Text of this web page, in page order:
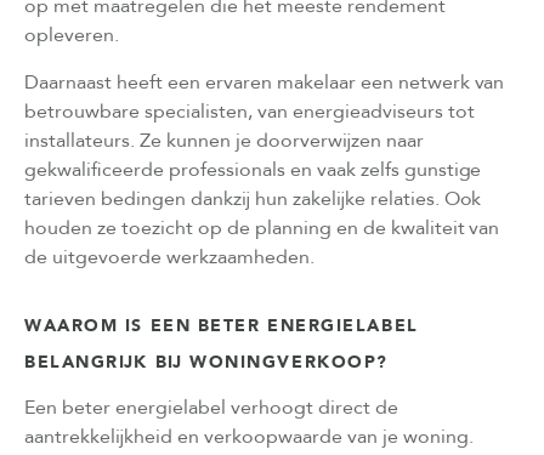
op met maatregelen die het meeste rendement
opleveren.
Daarnaast heeft een ervaren makelaar een netwerk van
betrouwbare specialisten, van energieadviseurs tot
installateurs. Ze kunnen je doorverwijzen naar
gekwalificeerde professionals en vaak zelfs gunstige
tarieven bedingen dankzij hun zakelijke relaties. Ook
houden ze toezicht op de planning en de kwaliteit van
de uitgevoerde werkzaamheden.
WAAROM IS EEN BETER ENERGIELABEL
BELANGRIJK BIJ WONINGVERKOOP?
Een beter energielabel verhoogt direct de
aantrekkelijkheid en verkoopwaarde van je woning.